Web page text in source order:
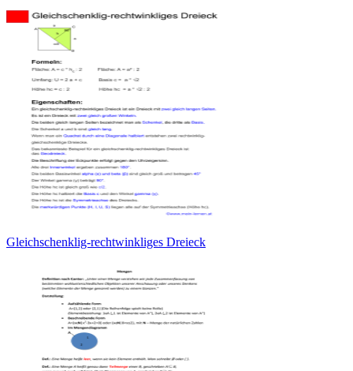
Gleichschenklig-rechtwinkliges Dreieck